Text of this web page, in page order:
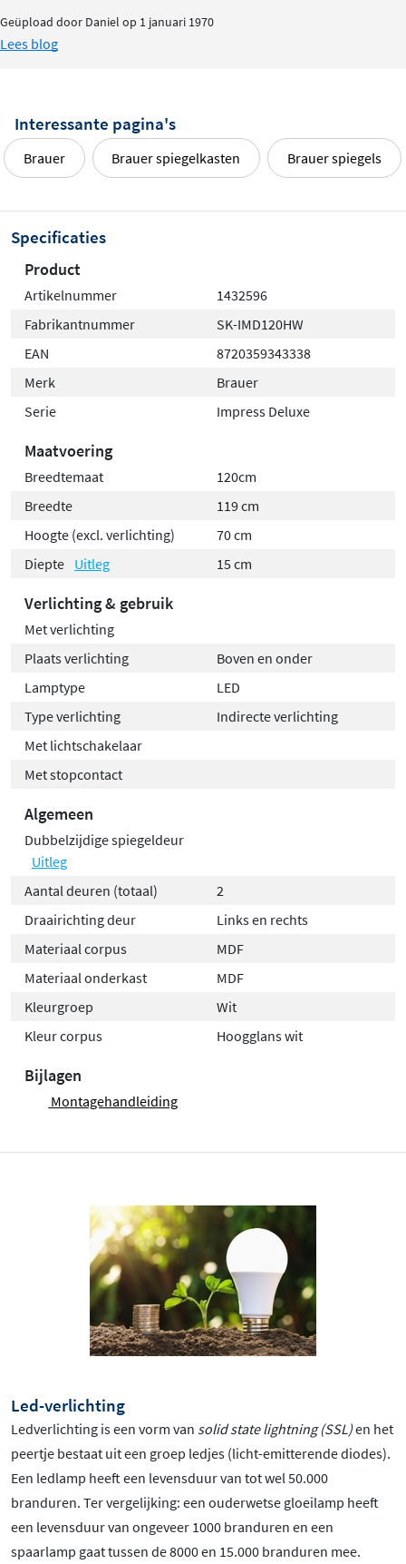
Timber Anthracite
Erosion
Driftwood
Chateau
De materialen zijn zorgvuldig geselecteerd voor een
lange levensduur, vochtbestendigheid en een
hoogwaardig uiterlijk. Of je nu kiest voor een moderne,
industriële of juist natuurlijke look, de Brauer Impress
Deluxe spiegelkast is een stijlvolle en praktische
toevoeging aan elke badkamer.
Geüpload door Daniel op 1 januari 1970
Lees blog
Interessante pagina's
Brauer Brauer spiegelkasten Brauer spiegels
Specificaties
Product
Artikelnummer
1432596
Fabrikantnummer
SK-IMD120HW
EAN
8720359343338
Merk
Brauer
Serie
Impress Deluxe
Maatvoering
Breedtemaat
120cm
Breedte
119 cm
Hoogte (excl. verlichting)
70 cm
Diepte Uitleg 15 cm
Verlichting & gebruik
Met verlichting
Plaats verlichting
Boven en onder
Lamptype
LED
Type verlichting
Indirecte verlichting
Met lichtschakelaar
Met stopcontact
Algemeen
Dubbelzijdige spiegeldeur
Uitleg
Aantal deuren (totaal)
2
Draairichting deur
Links en rechts
Materiaal corpus
MDF
Materiaal onderkast
MDF
Kleurgroep
Wit
Kleur corpus
Hoogglans wit
Bijlagen
Montagehandleiding
Led-verlichting
Ledverlichting is een vorm van solid state lightning (SSL)en het
peertje bestaat uit een groep ledjes (licht-emitterende diodes).
Een ledlamp heeft een levensduur van tot wel 50.000
branduren. Ter vergelijking: een ouderwetse gloeilamp heeft
een levensduur van ongeveer 1000 branduren en een
spaarlamp gaat tussen de 8000 en 15.000 branduren mee.